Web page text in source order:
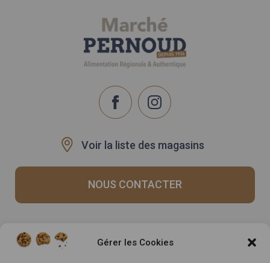
Gérer les Cookies
Voir la liste des magasins
NOUS CONTACTER
Recrutement
Rappels produits